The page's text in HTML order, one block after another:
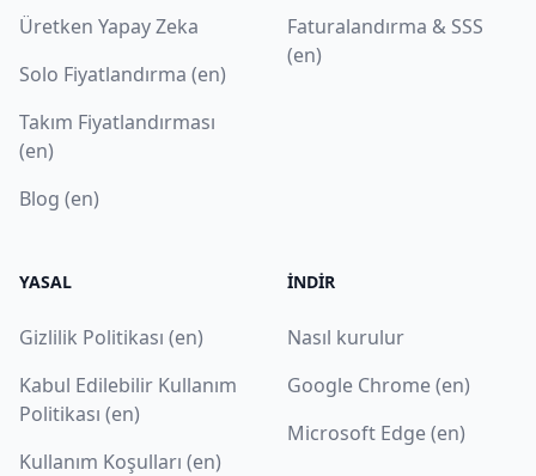
Üretken Yapay Zeka
Solo Fiyatlandırma (en)
Takım Fiyatlandırması
(en)
Blog (en)
Faturalandırma & SSS
(en)
YASAL
Gizlilik Politikası (en)
Kabul Edilebilir Kullanım
Politikası (en)
Kullanım Koşulları (en)
İNDIR
Nasıl kurulur
Google Chrome (en)
Microsoft Edge (en)